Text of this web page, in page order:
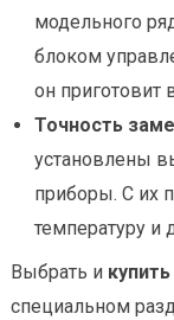
модельного
блоком
он приготовит
Точность
установлены
приборы. С их
температуру и
Выбрать и
специальном